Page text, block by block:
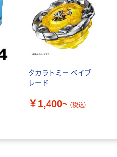
タカラトミー ベイブ
レード
￥1,400~ （税込）